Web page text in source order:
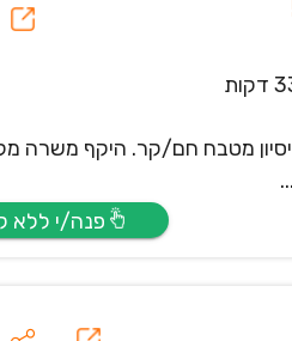
מטבח חם/קר. היקף משרה